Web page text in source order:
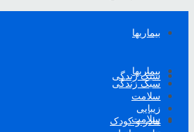
بیماریها
سبک زندگی
سلامت
بیماریها
سبک زندگی
سلامت
زیبایی
مادر و کودک